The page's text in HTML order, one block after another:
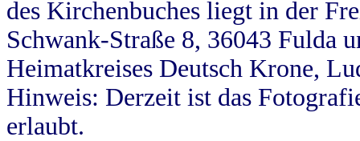
des Kirchenbuches liegt in der
Schwank-Straße 8, 36043 Fulda
Heimatkreises Deutsch Krone,
Hinweis: Derzeit ist das
erlaubt.